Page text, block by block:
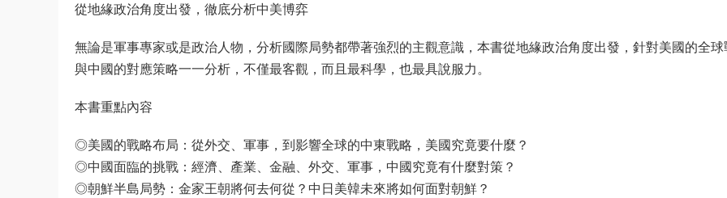
從地緣政治角度出發，徹底分析中美博弈
無論是軍事專家或是政治人物，分析國際局勢都帶著強烈的主觀意識，本書從地緣政治角度出發，針對美國的全球
與中國的對應策略一一分析，不僅最客觀，而且最科學，也最具說服力。
本書重點內容
◎美國的戰略布局：從外交、軍事，到影響全球的中東戰略，美國究竟要什麼？
◎中國面臨的挑戰：經濟、產業、金融、外交、軍事，中國究竟有什麼對策？
◎朝鮮半島局勢：金家王朝將何去何從？中日美韓未來將如何面對朝鮮？